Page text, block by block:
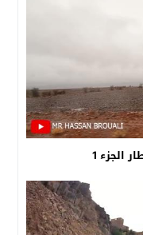
الجزء 1